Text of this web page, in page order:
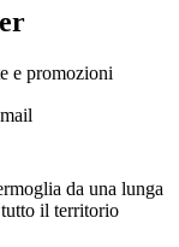
e promozioni
da una lunga
tutto il territorio